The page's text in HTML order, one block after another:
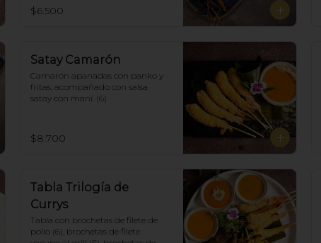
$6.500
Satay Camarón
Camarón apanadas con panko y
fritas, acompañado con salsa
satay con maní. (6)
$8.700
Tabla Trilogía de
Currys
Tabla con brochetas de filete de
pollo (6), brochetas de filete